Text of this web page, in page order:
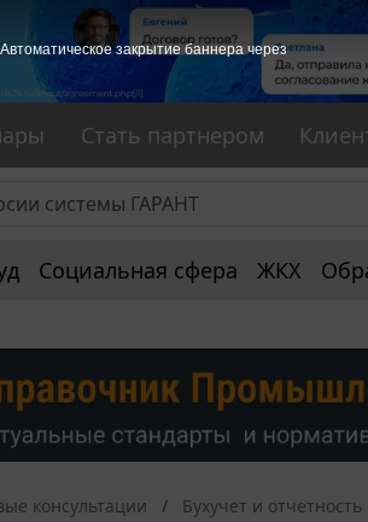
Стать партнером
Социальная сфера ЖКХ
консультации Бухучет и отчетность
Автоматическое закрытие баннера через